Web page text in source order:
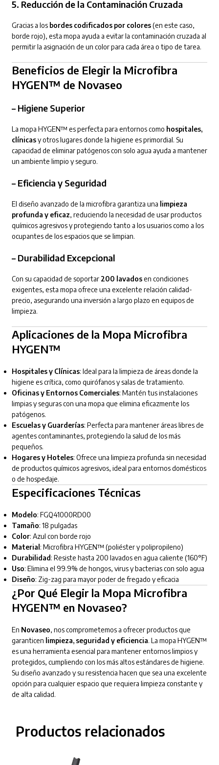
5. Reducción de la Contaminación Cruzada
Gracias a los bordes codificados por colores(en este caso,
borde rojo), esta mopa ayuda a evitar la contaminación cruzada al
permitir la asignación de un color para cada área o tipo de tarea.
Beneficios de Elegir la Microfibra
HYGEN™ de Novaseo
– Higiene Superior
La mopa HYGEN™ es perfecta para entornos como hospitales,
clínicasy otros lugares donde la higiene es primordial. Su
capacidad de eliminar patógenos con solo agua ayuda a mantener
un ambiente limpio y seguro.
– Eficiencia y Seguridad
El diseño avanzado de la microfibra garantiza una limpieza
profunda y eficaz, reduciendo la necesidad de usar productos
químicos agresivos y protegiendo tanto a los usuarios como a los
ocupantes de los espacios que se limpian.
– Durabilidad Excepcional
Con su capacidad de soportar 200 lavadosen condiciones
exigentes, esta mopa ofrece una excelente relación calidad-
precio, asegurando una inversión a largo plazo en equipos de
limpieza.
Aplicaciones de la Mopa Microfibra
HYGEN™
Hospitales y Clínicas: Ideal para la limpieza de áreas donde la
higiene es crítica, como quirófanos y salas de tratamiento.
Oficinas y Entornos Comerciales: Mantén tus instalaciones
limpias y seguras con una mopa que elimina eficazmente los
patógenos.
Escuelas y Guarderías: Perfecta para mantener áreas libres de
agentes contaminantes, protegiendo la salud de los más
pequeños.
Hogares y Hoteles: Ofrece una limpieza profunda sin necesidad
de productos químicos agresivos, ideal para entornos domésticos
o de hospedaje.
Especificaciones Técnicas
Modelo: FGQ41000RD00
Tamaño: 18 pulgadas
Color: Azul con borde rojo
Material : Microfibra HYGEN™ (poliéster y polipropileno)
Durabilidad : Resiste hasta 200 lavados en agua caliente (160°F)
Uso: Elimina el 99.9% de hongos, virus y bacterias con solo agua
Diseño: Zig-zag para mayor poder de fregado y eficacia
¿Por Qué Elegir la Mopa Microfibra
HYGEN™ en Novaseo?
En Novaseo, nos comprometemos a ofrecer productos que
garanticen limpieza, seguridad y eficiencia. La mopa HYGEN™
es una herramienta esencial para mantener entornos limpios y
protegidos, cumpliendo con los más altos estándares de higiene.
Su diseño avanzado y su resistencia hacen que sea una excelente
opción para cualquier espacio que requiera limpieza constante y
de alta calidad.
Productos relacionados